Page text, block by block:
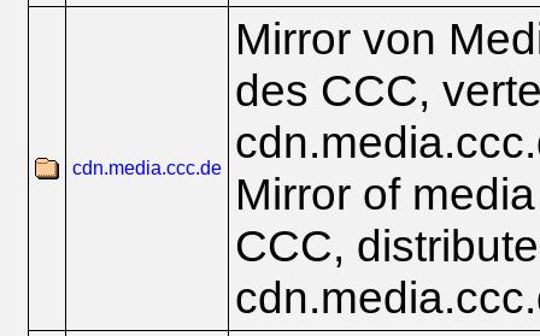
cdn.media.ccc.de
Mirror von
des CCC,
Mirror of
CCC,